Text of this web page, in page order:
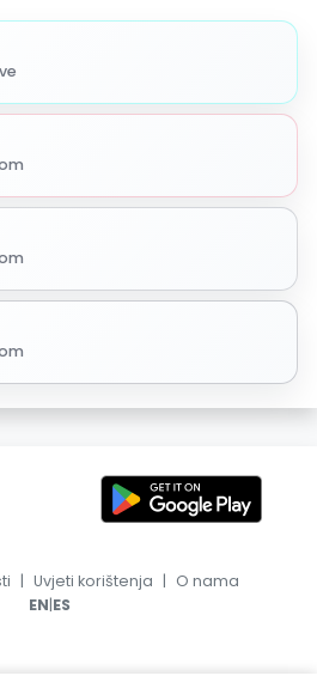
| Uvjeti korištenja | O nama
EN|ES